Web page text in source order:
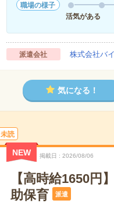
職場の様子
活気がある
派遣会社 株式会社バ
気になる！
未読
NEW 掲載日 2026/08/06
【高時給1650円
助保育
派遣